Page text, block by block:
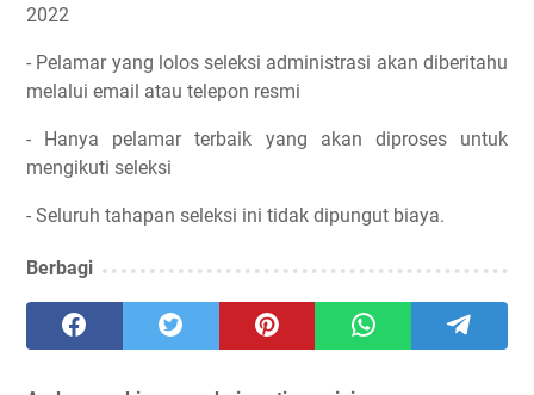
2022
- Pelamar yang lolos seleksi administrasi akan diberitahu
melalui email atau telepon resmi
- Hanya pelamar terbaik yang akan diproses untuk
mengikuti seleksi
- Seluruh tahapan seleksi ini tidak dipungut biaya.
Berbagi